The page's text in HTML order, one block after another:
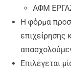
ΑΦΜ
Η φόρμα
επιχείρησης
Επιλέγεται